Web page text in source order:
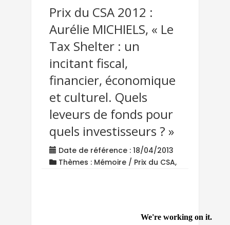
Prix du CSA 2012 :
Aurélie MICHIELS, « Le
Tax Shelter : un
incitant fiscal,
financier, économique
et culturel. Quels
leveurs de fonds pour
quels investisseurs ? »
Date de référence : 18/04/2013
Thèmes : Mémoire / Prix du CSA,